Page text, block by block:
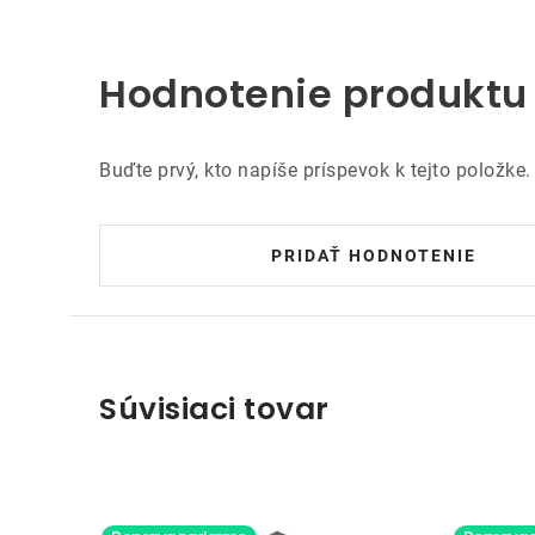
Hodnotenie
Buďte prvý, kto napíše príspevok k tejto položke.
PRIDAŤ HODNOTENIE
Súvisiaci tovar